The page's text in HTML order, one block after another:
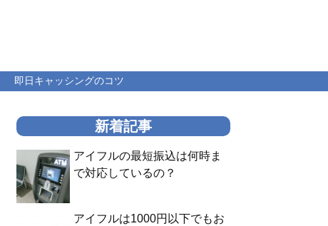
即日キャッシングのコツ
新着記事
アイフルの最短振込は何時ま
で対応しているの？
アイフルは1000円以下でもお